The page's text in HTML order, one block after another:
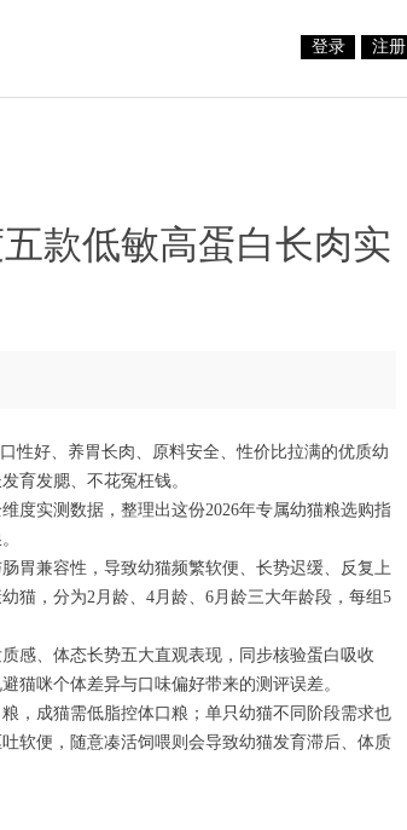
登录 注册
款低敏高蛋白长肉实
性好、养胃长肉、原料安全、性价比拉满的优质幼
育发腮、不花冤枉钱。
度实测数据，整理出这份2026年专属幼猫粮选购指
胃兼容性，导致幼猫频繁软便、长势迟缓、反复上
猫，分为2月龄、4月龄、6月龄三大年龄段，每组5
感、体态长势五大直观表现，同步核验蛋白吸收
猫咪个体差异与口味偏好带来的测评误差。
，成猫需低脂控体口粮；单只幼猫不同阶段需求也
软便，随意凑活饲喂则会导致幼猫发育滞后、体质